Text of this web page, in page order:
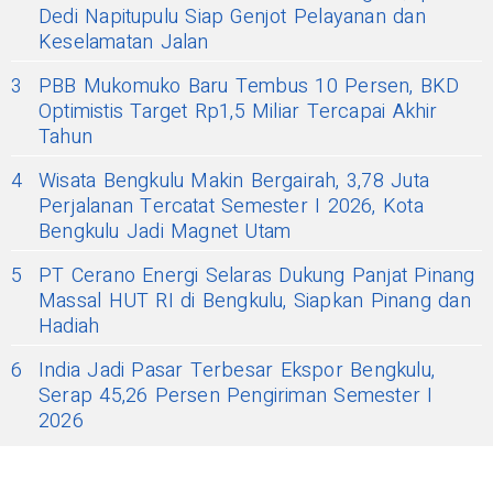
Dedi Napitupulu Siap Genjot Pelayanan dan
Keselamatan Jalan
3
PBB Mukomuko Baru Tembus 10 Persen, BKD
Optimistis Target Rp1,5 Miliar Tercapai Akhir
Tahun
4 Wisata Bengkulu Makin Bergairah, 3,78 Juta
Perjalanan Tercatat Semester I 2026, Kota
Bengkulu Jadi Magnet Utam
5
PT Cerano Energi Selaras Dukung Panjat Pinang
Massal HUT RI di Bengkulu, Siapkan Pinang dan
Hadiah
6
India Jadi Pasar Terbesar Ekspor Bengkulu,
Serap 45,26 Persen Pengiriman Semester I
2026